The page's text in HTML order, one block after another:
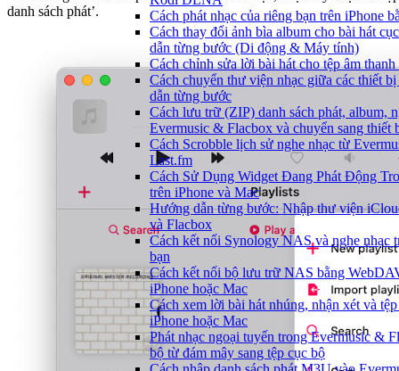
Cách phát nhạc của riêng bạn trên iPhone
Cách thay đổi ảnh bìa album cho bài hát
dẫn từng bước (Di động & Máy tính)
Cách chỉnh sửa lời bài hát cho tệp âm
Cách chuyển thư viện nhạc giữa các thiết
dẫn từng bước
Cách lưu trữ (ZIP) danh sách phát, album,
Evermusic & Flacbox và chuyển sang thiết
Cách Scrobble lịch sử nghe nhạc từ
Last.fm
Cách Sử Dụng Widget Đang Phát Động
trên iPhone và Mac
Hướng dẫn từng bước: Nhập thư viện
và Flacbox
Cách kết nối Synology NAS và nghe nhạc
bạn
Cách kết nối bộ lưu trữ NAS bằng
iPhone hoặc Mac
Cách xem lời bài hát nhúng, nhận xét và
iPhone hoặc Mac
Phát nhạc ngoại tuyến trong Evermusic &
bộ từ đám mây sang tệp cục bộ
danh sách phát’.